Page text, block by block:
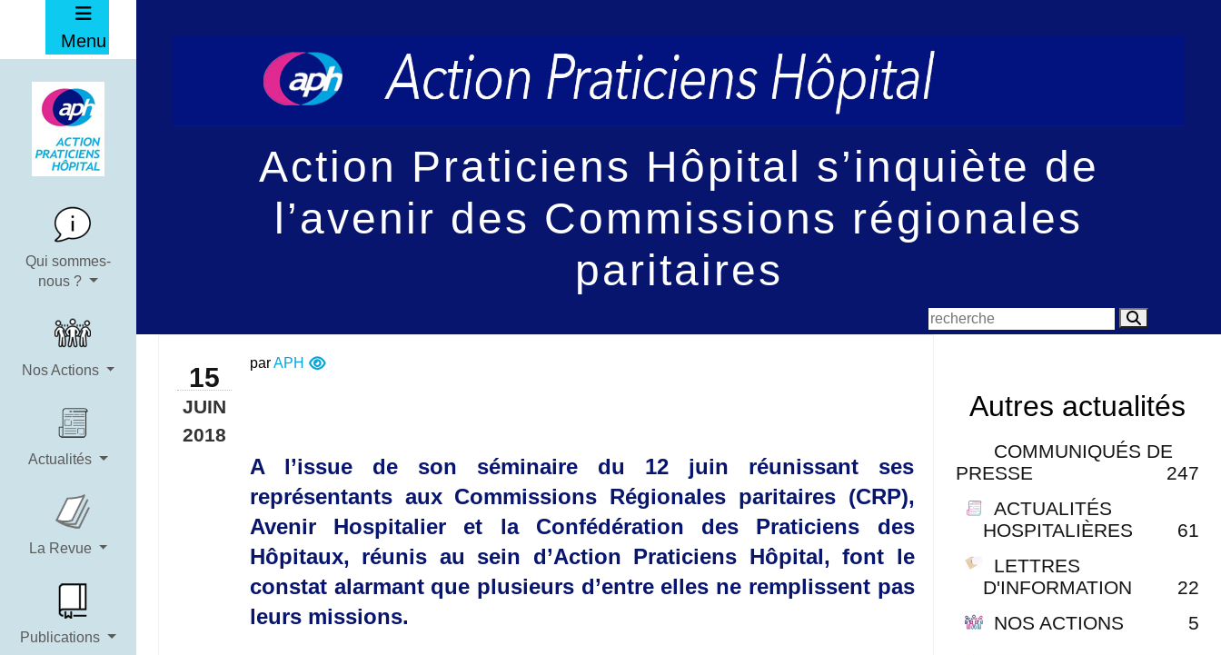
Menu
Qui sommes-
nous ?
Nos Actions
Actualités
La Revue
Publications
Action Praticiens Hôpital s’inquiète de
l’avenir des Commissions régionales
paritaires
15
JUIN
2018
parAPH
A l’issue de son séminaire du 12 juin réunissant ses
représentants aux Commissions Régionales paritaires (CRP),
Avenir Hospitalier et la Confédération des Praticiens des
Hôpitaux, réunis au sein d’Action Praticiens Hôpital, font le
constat alarmant que plusieurs d’entre elles ne remplissent pas
leurs missions.
Autres actualités
COMMUNIQUÉS DE
PRESSE
247
ACTUALITÉS
HOSPITALIÈRES
61
LETTRES
D'INFORMATION
22
NOS ACTIONS
5